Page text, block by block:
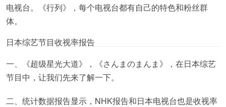
电视台。《行列》，每个电视台都有自己的特色和粉丝群
体。
日本综艺节目收视率报告
一、《超级星光大道》，《さんまのまんま》，在日本综艺
节目中，让我们先来了解一下。
二、统计数据报告显示，NHK报告和日本电视台也是收视率